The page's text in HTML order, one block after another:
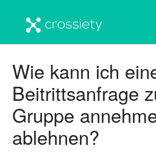
Crossiety-
Häufige Fragen &
Wie kann ich
Beitrittsanfrage
Gruppe
ablehnen?